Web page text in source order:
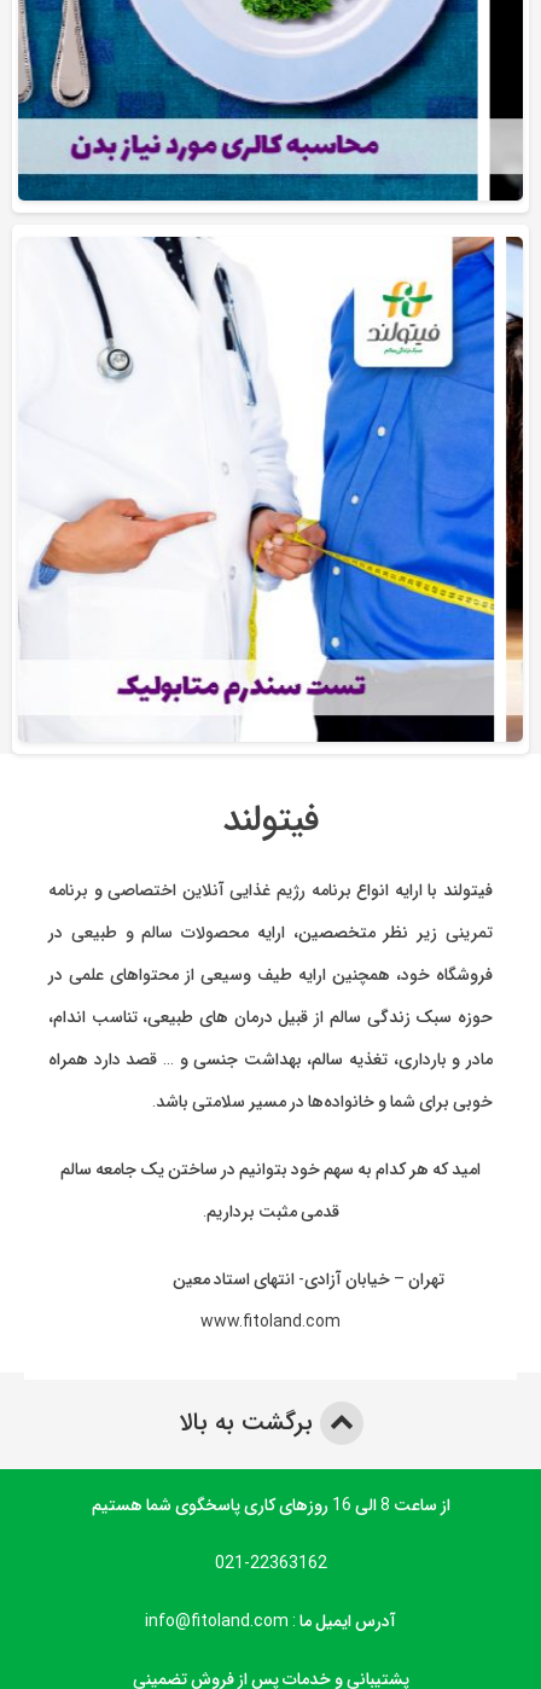
فیتولند
فیتولند با ارایه انواع برنامه رژیم غذایی آنلاین اختصاصیو برنامه
تمرینیزیر نظر متخصصین، ارایه محصولات سالم و طبیعی در
فروشگاه خود، همچنین ارایه طیف وسیعی از محتواهای علمی در
حوزه سبک زندگی سالم از قبیل درمان های طبیعی، تناسب اندام،
مادر و بارداری، تغذیه سالم، بهداشت جنسی و … قصد دارد همراه
خوبی برای شما و خانواده‌ها در مسیر سلامتی باشد.
امید که هر کدام به سهم خود بتوانیم در ساختن یک جامعه سالم
قدمی مثبت برداریم.
تهران – خیابان آزادی- انتهای استاد معین
www.fitoland.com
برگشت به بالا
از ساعت 8 الی 16 روزهای کاری پاسخگوی شما هستیم
021-22363162
آدرس ایمیل ما : info@fitoland.com
پشتیبانی و خدمات پس از فروش تضمینی